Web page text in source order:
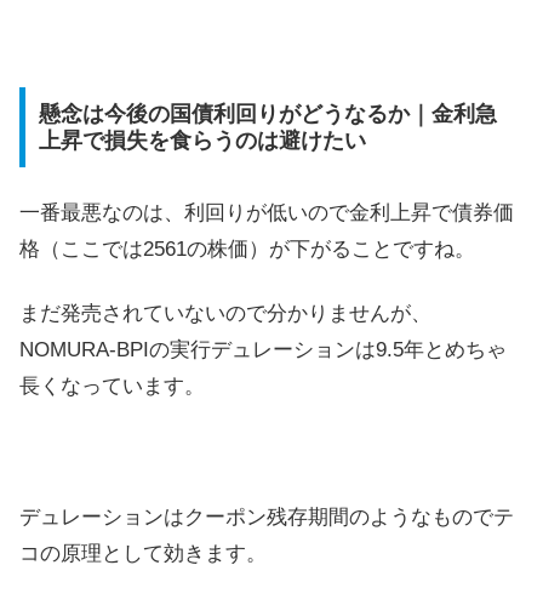
懸念は今後の国債利回りがどうなるか｜金利急
上昇で損失を食らうのは避けたい
一番最悪なのは、利回りが低いので金利上昇で債券価
格（ここでは2561の株価）が下がることですね。
まだ発売されていないので分かりませんが、
NOMURA-BPIの実行デュレーションは9.5年とめちゃ
長くなっています。
デュレーションはクーポン残存期間のようなものでテ
コの原理として効きます。